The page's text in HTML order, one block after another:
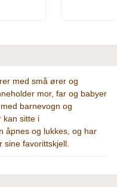
med små ører og
mor, far og babyer
barnevogn og
kan sitte i
åpnes og lukkes, og har
favorittskjell.